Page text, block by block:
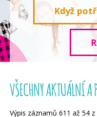
Když
VŠECHNY AKTUÁLNÍ A
Výpis záznamů 611 až 54